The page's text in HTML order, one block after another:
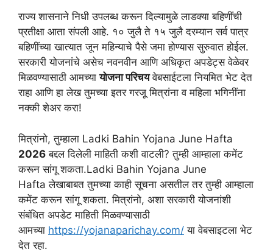
राज्य शासनाने निधी उपलब्ध करून दिल्यामुळे लाडक्या बहिणींची
प्रतीक्षा आता संपली आहे. १० जुलै ते १५ जुलै दरम्यान सर्व पात्र
बहिणींच्या खात्यात जून महिन्याचे पैसे जमा होण्यास सुरुवात होईल.
सरकारी योजनांचे असेच नवनवीन आणि अधिकृत अपडेट्स वेळेवर
मिळवण्यासाठी आमच्यायोजना परिचयवेबसाईटला नियमित भेट देत
राहा आणि हा लेख तुमच्या इतर गरजू मित्रांना व महिला भगिनींना
नक्की शेअर करा!
मित्रांनो, तुम्हाला Ladki Bahin Yojana June Hafta
2026 बद्दल दिलेली माहिती कशी वाटली? तुम्ही आम्हाला कमेंट
करून सांगू शकता.Ladki Bahin Yojana June
Hafta लेखाबाबत तुमच्या काही सूचना असतील तर तुम्ही आम्हाला
कमेंट करून सांगू शकता. मित्रांनो, अशा सरकारी योजनांशी
संबंधित अपडेट माहिती मिळवण्यासाठी
आमच्या https://yojanaparichay.com/ या वेबसाइटला भेट
देत रहा.